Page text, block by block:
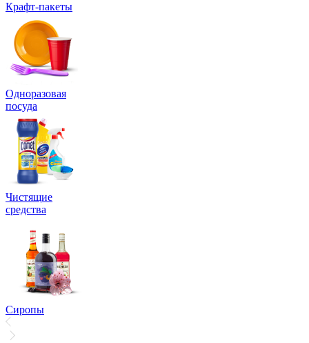
Крафт-пакеты
Одноразовая
посуда
Чистящие
средства
Сиропы